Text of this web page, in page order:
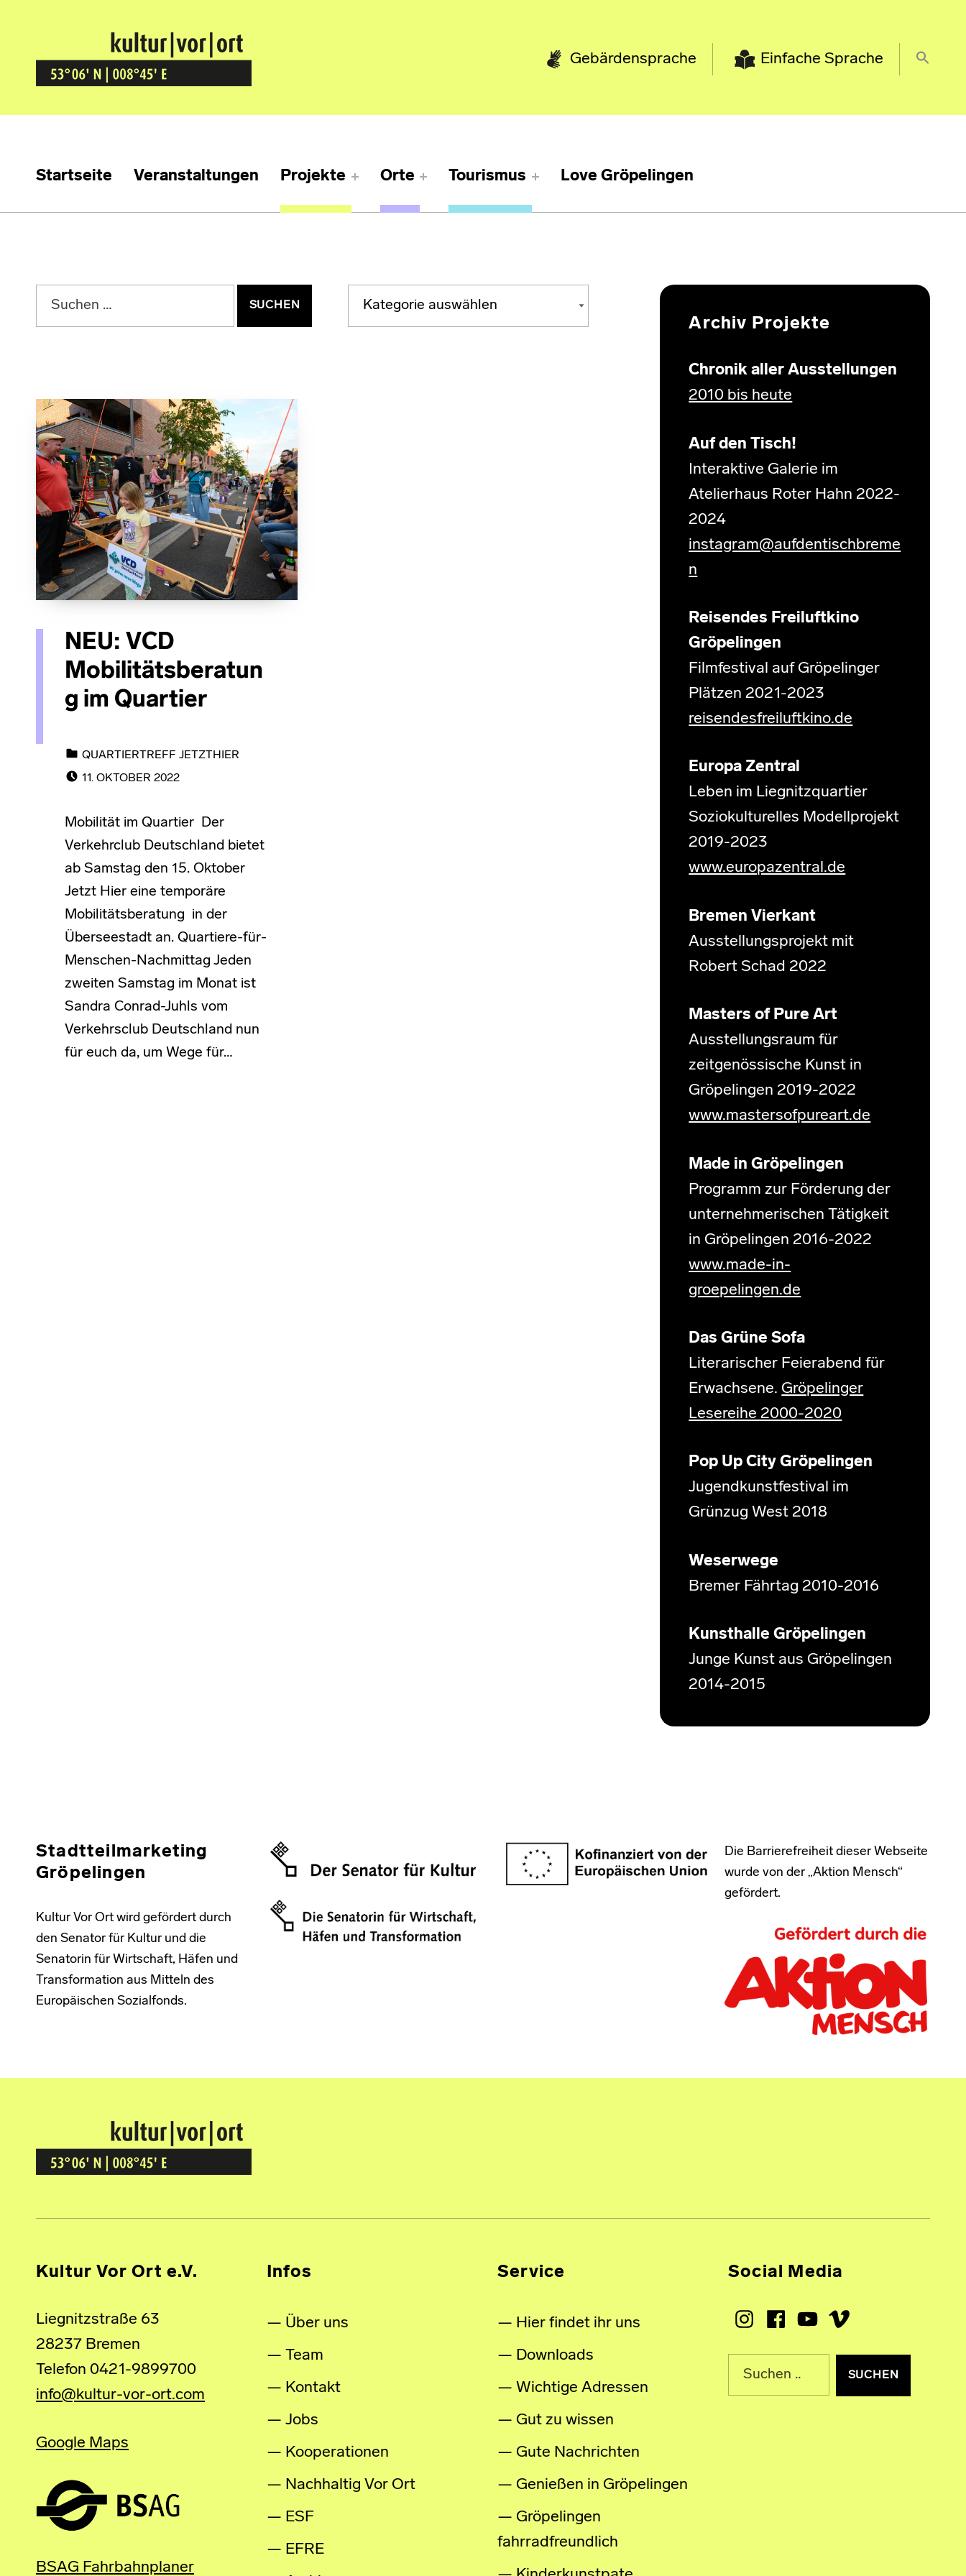
Kultur Vor Ort
BREMEN GRÖPELINGEN Gebärdensprache Einfache Sprache
Startseite Veranstaltungen Projekte Orte Tourismus Love Gröpelingen
Suchen nach:
KATEGORIEN
Kategorien
NEU: VCD
Mobilitätsberatun
g im Quartier
QUARTIERTREFF JETZTHIER
11. OKTOBER 2022
Mobilität im Quartier Der
Verkehrclub Deutschland bietet
ab Samstag den 15. Oktober
Jetzt Hier eine temporäre
Mobilitätsberatung in der
Überseestadt an. Quartiere-für-
Menschen-Nachmittag Jeden
zweiten Samstag im Monat ist
Sandra Conrad-Juhls vom
Verkehrsclub Deutschland nun
für euch da, um Wege für…
Archiv Projekte
Chronik aller Ausstellungen
2010 bis heute
Auf den Tisch!
Interaktive Galerie im
Atelierhaus Roter Hahn 2022-
2024
instagram@aufdentischbreme
n
Reisendes Freiluftkino
Gröpelingen
Filmfestival auf Gröpelinger
Plätzen 2021-2023
reisendesfreiluftkino.de
Europa Zentral
Leben im Liegnitzquartier
Soziokulturelles Modellprojekt
2019-2023
www.europazentral.de
Bremen Vierkant
Ausstellungsprojekt mit
Robert Schad 2022
Masters of Pure Art
Ausstellungsraum für
zeitgenössische Kunst in
Gröpelingen 2019-2022
www.mastersofpureart.de
Made in Gröpelingen
Programm zur Förderung der
unternehmerischen Tätigkeit
in Gröpelingen 2016-2022
www.made-in-
groepelingen.de
Das Grüne Sofa
Literarischer Feierabend für
Erwachsene. Gröpelinger
Lesereihe 2000-2020
Pop Up City Gröpelingen
Jugendkunstfestival im
Grünzug West 2018
Weserwege
Bremer Fährtag 2010-2016
Kunsthalle Gröpelingen
Junge Kunst aus Gröpelingen
2014-2015
Stadtteilmarketing
Gröpelingen
Kultur Vor Ort wird gefördert durch
den Senator für Kultur und die
Senatorin für Wirtschaft, Häfen und
Transformation aus Mitteln des
Europäischen Sozialfonds.
Die Barrierefreiheit dieser Webseite
wurde von der „Aktion Mensch“
gefördert.
Kultur Vor Ort
BREMEN GRÖPELINGEN
Kultur Vor Ort e.V.
Liegnitzstraße 63
28237 Bremen
Telefon 0421-9899700
info@kultur-vor-ort.com
Google Maps
BSAG Fahrbahnplaner
Infos
Über uns
Team
Kontakt
Jobs
Kooperationen
Nachhaltig Vor Ort
ESF
EFRE
Service
Hier findet ihr uns
Downloads
Wichtige Adressen
Gut zu wissen
Gute Nachrichten
Genießen in Gröpelingen
Gröpelingen
fahrradfreundlich
Social Media
InstagramFacebookYoutubeVimeo
Suche nach: